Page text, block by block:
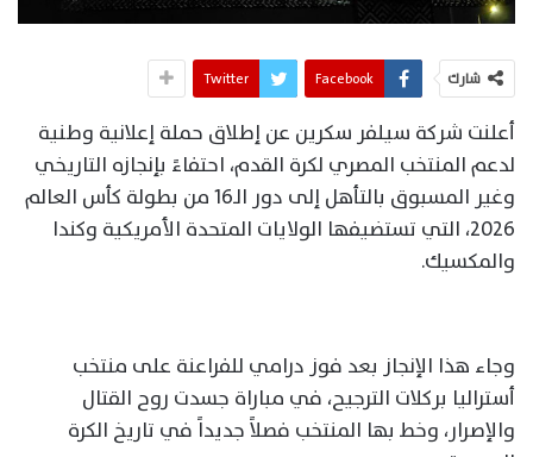
شارك Facebook
Twitter
أعلنت شركة سيلفر سكرين عن إطلاق حملة إعلانية وطنية
لدعم المنتخب المصري لكرة القدم، احتفاءً بإنجازه التاريخي
وغير المسبوق بالتأهل إلى دور الـ16 من بطولة كأس العالم
2026، التي تستضيفها الولايات المتحدة الأمريكية وكندا
والمكسيك.
وجاء هذا الإنجاز بعد فوز درامي للفراعنة على منتخب
أستراليا بركلات الترجيح، في مباراة جسدت روح القتال
والإصرار، وخط بها المنتخب فصلاً جديداً في تاريخ الكرة